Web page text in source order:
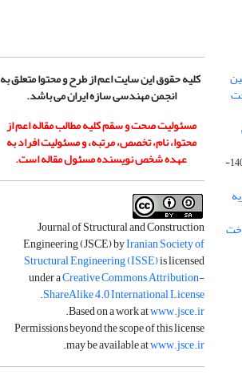
1401-
کلیه حقوق این سایت اعم از طرح و محتوا متعلق به
انجمن مهندسی سازه ایران می باشد.
مسئولیت صحت و سقم کلیه مطالب مقاله اعم از
محتوا، نام، تخصص، مرتبه، و مسئولیت افراد به
عهده شخص نویسنده مسئول مقاله است.
Journal of Structural and Construction
Engineering (JSCE) byIranian Society of
Structural Engineering (ISSE)is licensed
under aCreative Commons Attribution-
ShareAlike 4.0 International License
.
Based on a work atwww.jsce.ir
.
Permissions beyond the scope of this license
may be available atwww.jsce.ir
.